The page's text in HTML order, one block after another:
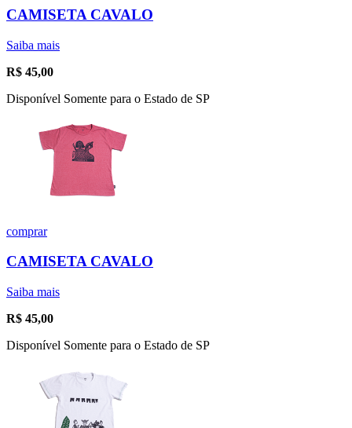
CAMISETA CAVALO
Saiba mais
R$ 45,00
Disponível Somente para o Estado de SP
comprar
CAMISETA CAVALO
Saiba mais
R$ 45,00
Disponível Somente para o Estado de SP